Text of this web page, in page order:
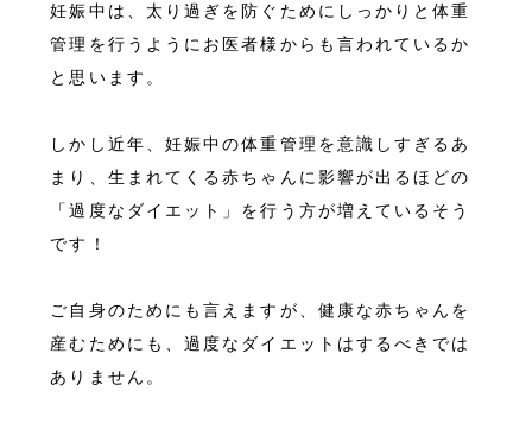
妊娠中は、太り過ぎを防ぐためにしっかりと体重
管理を行うようにお医者様からも言われているか
と思います。
しかし近年、妊娠中の体重管理を意識しすぎるあ
まり、生まれてくる赤ちゃんに影響が出るほどの
「過度なダイエット」を行う方が増えているそう
です！
ご自身のためにも言えますが、健康な赤ちゃんを
産むためにも、過度なダイエットはするべきでは
ありません。